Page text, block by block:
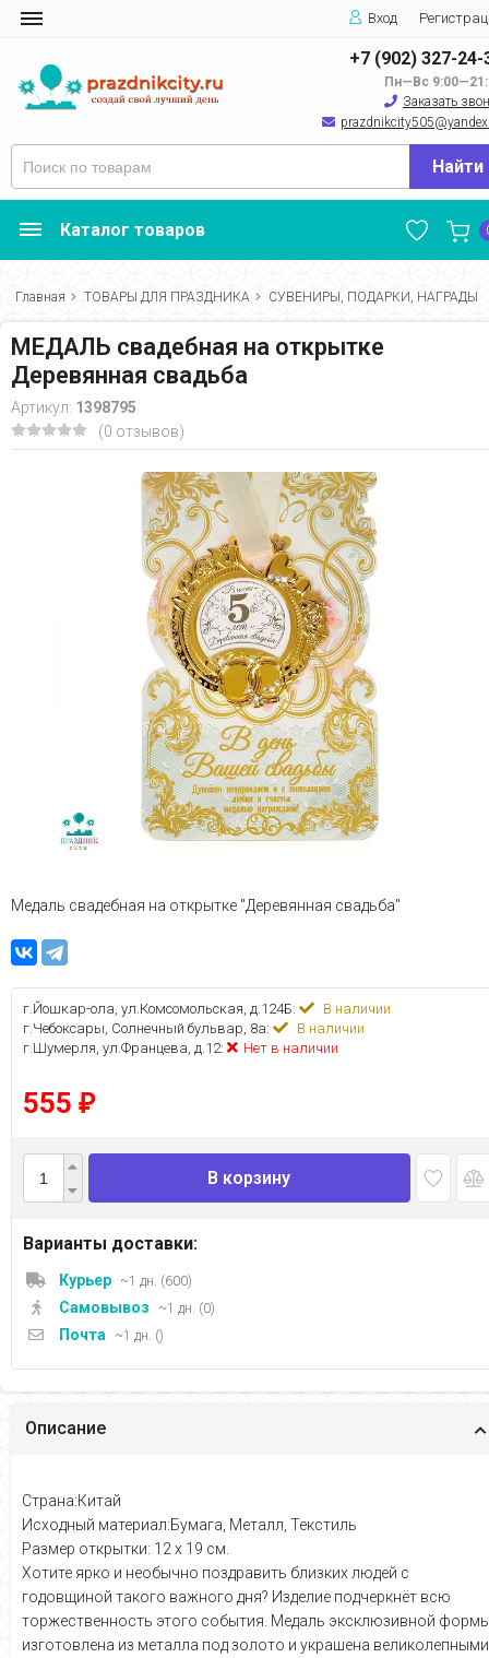
Вход
+7 (902) 327-24-
Пн—Вс
Заказать
Найти
Каталог товаров
Главная ТОВАРЫ ДЛЯ ПРАЗДНИКА СУВЕНИРЫ, ПОДАРКИ, НАГРАДЫ
МЕДАЛЬ свадебная на открытке
Деревянная свадьба
Артикул: 1398795
(0 отзывов)
Медаль свадебная на открытке "Деревянная свадьба"
г.Йошкар-ола, ул.Комсомольская, д.124Б:
В наличии
г.Чебоксары, Солнечный бульвар, 8а:
В наличии
г.Шумерля, ул.Францева, д.12:
Нет в наличии
555 ₽
В корзину
Варианты доставки:
Курьер ~1 дн. (600)
Самовывоз ~1 дн. (0)
Почта ~1 дн. ()
Описание
Страна:Китай
Исходный материал:Бумага, Металл, Текстиль
Размер открытки: 12 х 19 см.
Хотите ярко и необычно поздравить близких людей с
годовщиной такого важного дня? Изделие подчеркнёт всю
торжественность этого события. Медаль эксклюзивной
изготовлена из металла под золото и украшена великолепными